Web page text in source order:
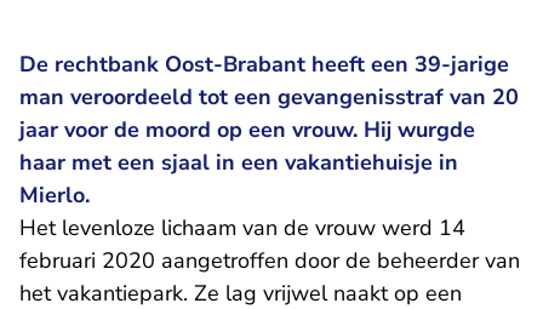
De rechtbank Oost-Brabant heeft een 39-jarige
man veroordeeld tot een gevangenisstraf van 20
jaar voor de moord op een vrouw. Hij wurgde
haar met een sjaal in een vakantiehuisje in
Mierlo.
Het levenloze lichaam van de vrouw werd 14
februari 2020 aangetroffen door de beheerder van
het vakantiepark. Ze lag vrijwel naakt op een